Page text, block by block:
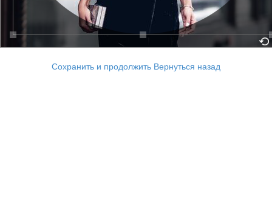
Сохранить и продолжить Вернуться назад